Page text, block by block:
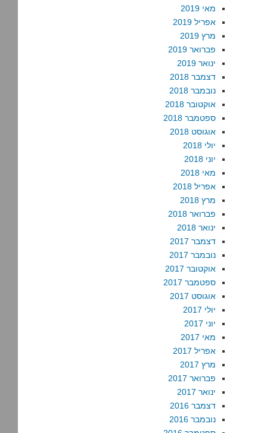
מאי 2019
אפריל 2019
מרץ 2019
פברואר 2019
ינואר 2019
דצמבר 2018
נובמבר 2018
אוקטובר 2018
ספטמבר 2018
אוגוסט 2018
יולי 2018
יוני 2018
מאי 2018
אפריל 2018
מרץ 2018
פברואר 2018
ינואר 2018
דצמבר 2017
נובמבר 2017
אוקטובר 2017
ספטמבר 2017
אוגוסט 2017
יולי 2017
יוני 2017
מאי 2017
אפריל 2017
מרץ 2017
פברואר 2017
ינואר 2017
דצמבר 2016
נובמבר 2016